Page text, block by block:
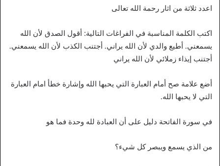
اعدد ثلاثة من اثار رحمة الله تعالى
اكتب الكلمة المناسبة في الفراغات التالية: أقول الصدق لأن الله
يسمعني. أطيع والدي لأن الله يراني. أجتنب الكذب لأن الله يسمعني.
أجتنب إيذاء زملائي لأن الله يراني
أضع علامة صح أمام العبارة التي يحبها الله وإشارة خطأ امام العبارة
التي لا يحبها الله.
في سورة الفاتحة دليل على أن العبادة لله وحدة فما هو
من الذي يسمع ويبصر كل شيء؟